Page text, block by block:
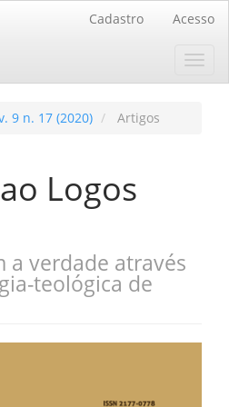
Cadastro Acesso
9 n. 17 (2020) Artigos
Logos
a verdade através
teológica de